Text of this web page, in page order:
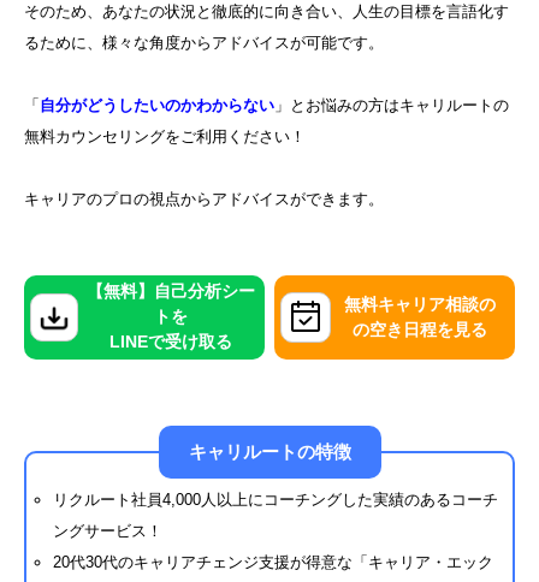
そのため、あなたの状況と徹底的に向き合い、人生の目標を言語化す
るために、様々な角度からアドバイスが可能です。
「 自分がどうしたいのかわからない 」とお悩みの方はキャリルートの
無料カウンセリングをご利用ください！
キャリアのプロの視点からアドバイスができます。
【無料】自己分析シー
トを
LINEで受け取る
無料キャリア相談の
の空き日程を見る
キャリルートの特徴
リクルート社員4,000人以上にコーチングした実績のあるコーチ
ングサービス！
20代30代のキャリアチェンジ支援が得意な「キャリア・エック